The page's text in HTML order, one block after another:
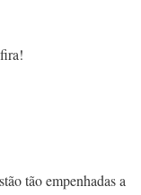
tão empenhadas a